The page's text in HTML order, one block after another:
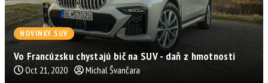
NOVINKY SUV
Vo Francúzsku chystajú bič na SUV - daň z hmotnosti
Oct 21, 2020 Michal Švančara